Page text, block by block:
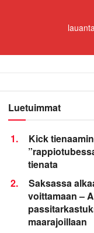
Luetuimmat
1.
Kick
tienata
2.
Saksassa
voittamaan –
maarajoillaan